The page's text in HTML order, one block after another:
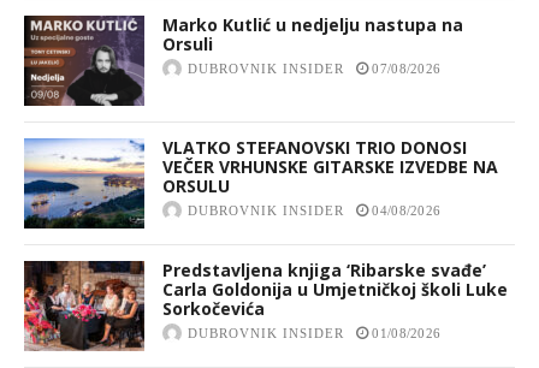
Marko Kutlić u nedjelju nastupa na
Orsuli
DUBROVNIK INSIDER 07/08/2026
VLATKO STEFANOVSKI TRIO DONOSI
VEČER VRHUNSKE GITARSKE IZVEDBE NA
ORSULU
DUBROVNIK INSIDER 04/08/2026
Predstavljena knjiga ‘Ribarske svađe’
Carla Goldonija u Umjetničkoj školi Luke
Sorkočevića
DUBROVNIK INSIDER 01/08/2026